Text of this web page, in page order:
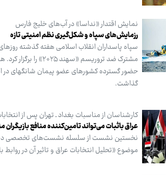
نمایش اقتدار «نداسا» در آب‌های خلیج فارس
رزمایش‌های سپاه و شکل‌گیری نظم امنیتی تازه
سپاه پاسداران انقلاب اسلامی هفته گذشته
مشترک ضد تروریسم
حضور گسترده کشورهای عضو پیمان شانگهای در
گذاشت.
کارشناسان از مناسبات بغداد ـ تهران پس از
عراق باثبات می‌تواند تامین‌کننده منافع
نخستین نشست از سلسله نشست‌های تخصصی دفتر
موضوع «تحلیل انتخابات عراق و تاثیر آن در روابط